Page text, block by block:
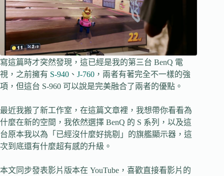
寫這篇時才突然發現，這已經是我的第三台 BenQ 電
視，之前擁有 S-940 、 J-760 ，兩者有著完全不一樣的強
項，但這台 S-960 可以說是完美融合了兩者的優點。
最近我搬了新工作室，在這篇文章裡，我想帶你看看為
什麼在新的空間，我依然選擇 BenQ 的 S 系列，以及這
台原本我以為「已經沒什麼好挑剔」的旗艦顯示器，這
次到底還有什麼超有感的升級。
本文同步發表影片版本在 YouTube，喜歡直接看影片的